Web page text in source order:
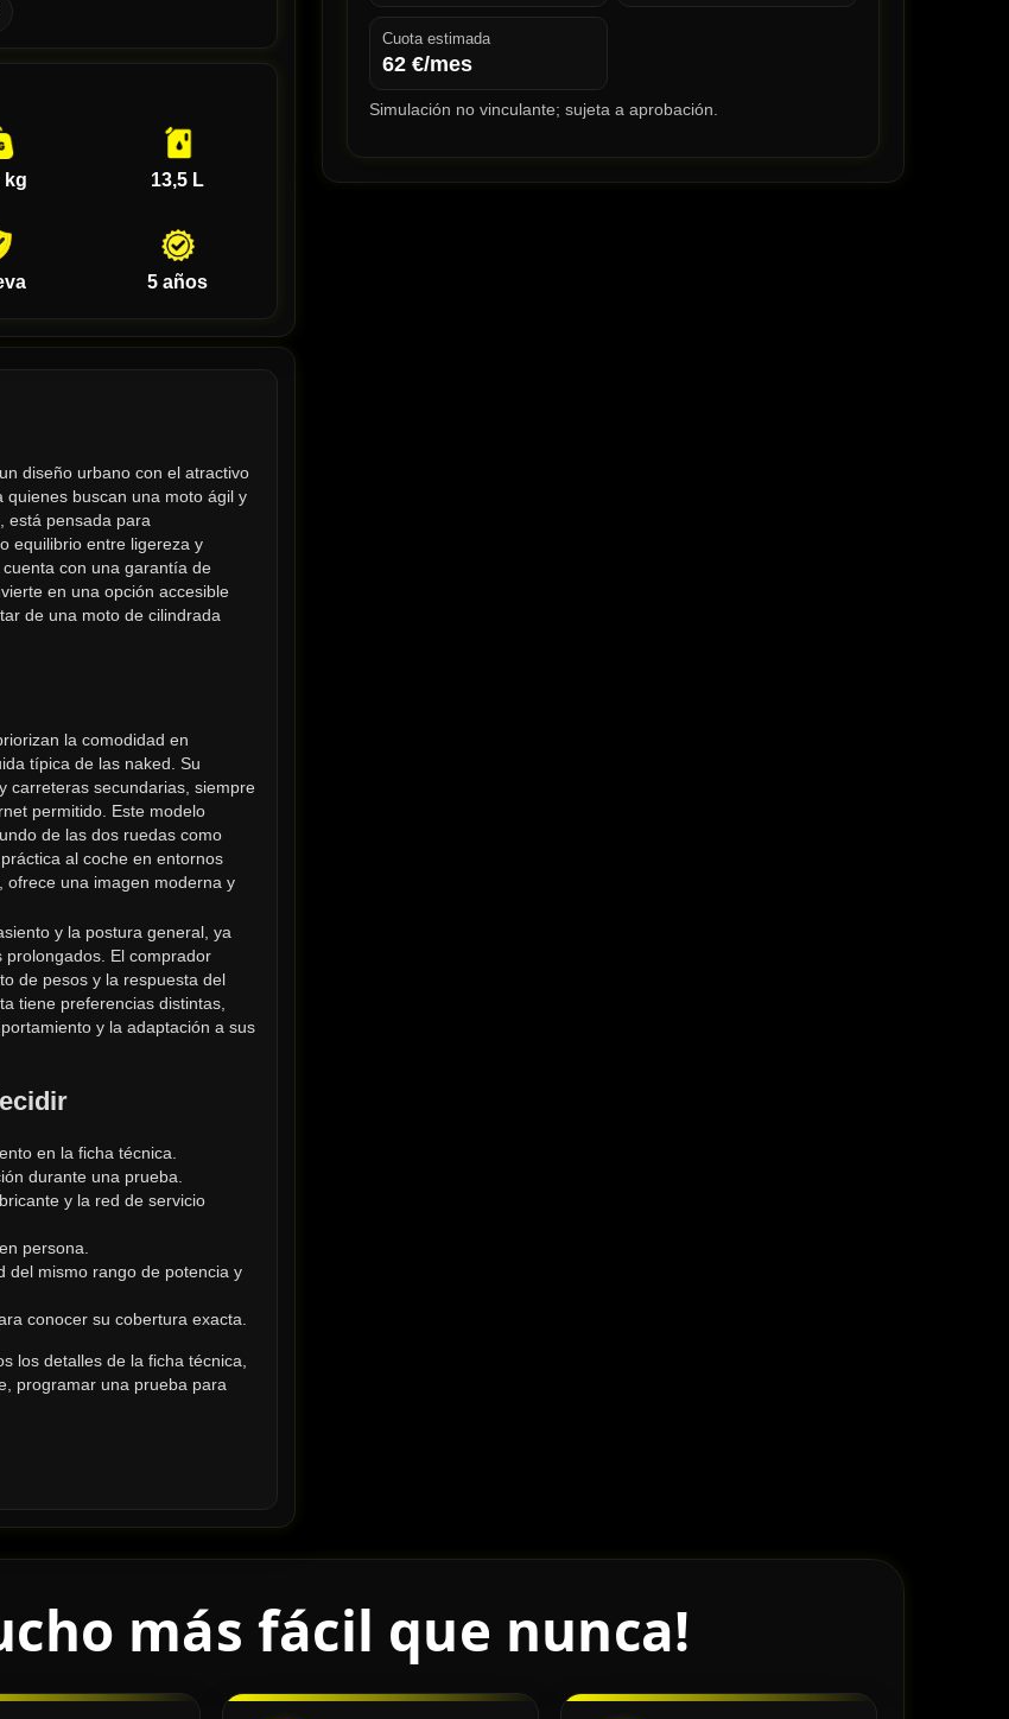
kg 13,5 L
5 años
Cuota estimada
62€/mes
Simulación no vinculante; sujeta a aprobación.
diseño urbano con el atractivo
quienes buscan una moto ágil y
está pensada para
equilibrio entre ligereza y
con una garantía de
en una opción accesible
de una moto de cilindrada
la comodidad en
típica de las naked. Su
carreteras secundarias, siempre
permitido. Este modelo
de las dos ruedas como
al coche en entornos
ofrece una imagen moderna y
y la postura general, ya
El comprador
de pesos y la respuesta del
tiene preferencias distintas,
y la adaptación a sus
en la ficha técnica.
durante una prueba.
y la red de servicio
persona.
del mismo rango de potencia y
conocer su cobertura exacta.
los detalles de la ficha técnica,
programar una prueba para
más fácil que nunca!